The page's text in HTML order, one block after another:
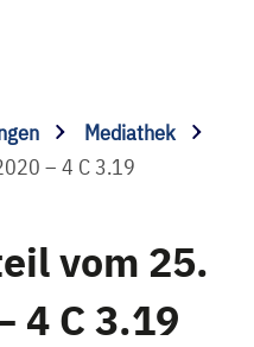
Mediathek
– 4 C 3.19
vom 25.
4 C 3.19